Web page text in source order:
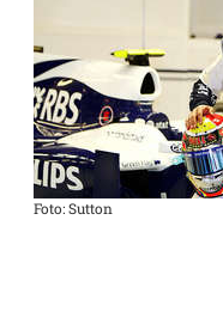
Foto: Sutton